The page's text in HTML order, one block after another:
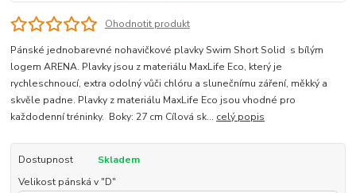
Ohodnotit produkt
Pánské jednobarevné nohavičkové plavky Swim Short Solid s bílým
logem ARENA. Plavky jsou z materiálu MaxLife Eco, který je
rychleschnoucí, extra odolný vůči chlóru a slunečnímu záření, měkký a
skvěle padne. Plavky z materiálu MaxLife Eco jsou vhodné pro
každodenní tréninky. Boky: 27 cm Cílová sk... celý popis
Dostupnost
Skladem
Velikost pánská v "D"